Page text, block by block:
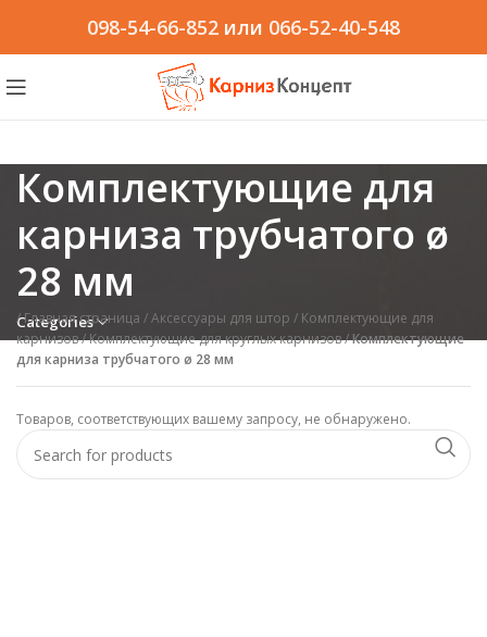
098-54-66-852 или 066-52-40-548
Комплектующие для
карниза трубчатого ø
28 мм
Categories
/Главная страница /Аксессуары для штор / Комплектующие для
карнизов/Комплектующие для круглых карнизов/Комплектующие
для карниза трубчатого ø 28 мм
Товаров, соответствующих вашему запросу, не обнаружено.